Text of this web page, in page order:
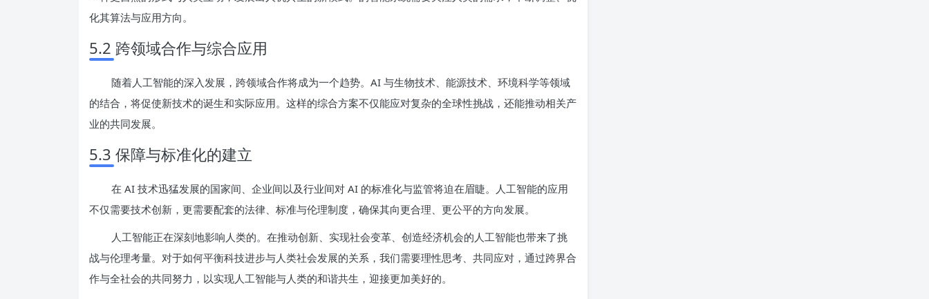
化其算法与应用方向。
5.2 跨领域合作与综合应用
随着人工智能的深入发展，跨领域合作将成为一个趋势。AI 与生物技术、能源技术、环境科学等领域
的结合，将促使新技术的诞生和实际应用。这样的综合方案不仅能应对复杂的全球性挑战，还能推动相关产
业的共同发展。
5.3 保障与标准化的建立
在 AI 技术迅猛发展的国家间、企业间以及行业间对 AI 的标准化与监管将迫在眉睫。人工智能的应用
不仅需要技术创新，更需要配套的法律、标准与伦理制度，确保其向更合理、更公平的方向发展。
人工智能正在深刻地影响人类的。在推动创新、实现社会变革、创造经济机会的人工智能也带来了挑
战与伦理考量。对于如何平衡科技进步与人类社会发展的关系，我们需要理性思考、共同应对，通过跨界合
作与全社会的共同努力，以实现人工智能与人类的和谐共生，迎接更加美好的。